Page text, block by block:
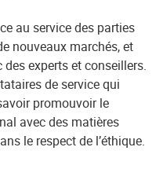
au service des parties
nouveaux marchés, et
experts et conseillers.
de service qui
promouvoir le
avec des matières
le respect de l’éthique.